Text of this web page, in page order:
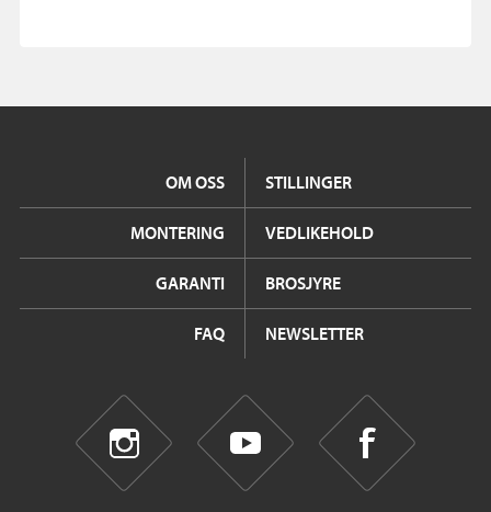
OM OSS STILLINGER
MONTERING VEDLIKEHOLD
GARANTI BROSJYRE
FAQ NEWSLETTER